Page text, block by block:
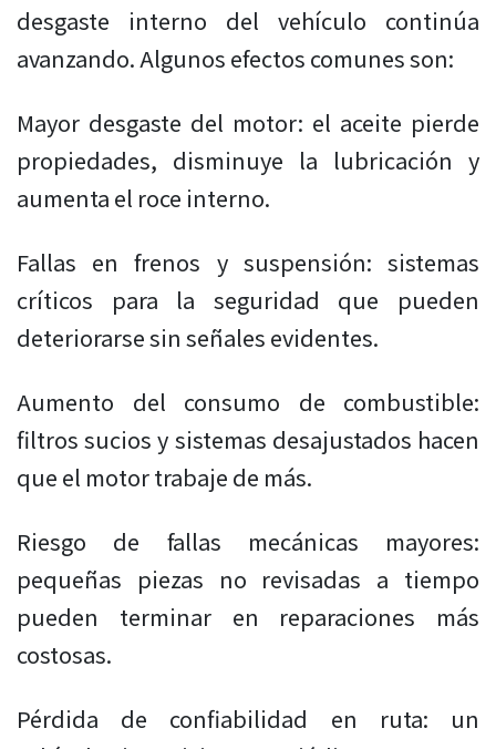
desgaste interno del vehículo continúa
avanzando. Algunos efectos comunes son:
Mayor desgaste del motor: el aceite pierde
propiedades, disminuye la lubricación y
aumenta el roce interno.
Fallas en frenos y suspensión: sistemas
críticos para la seguridad que pueden
deteriorarse sin señales evidentes.
Aumento del consumo de combustible:
filtros sucios y sistemas desajustados hacen
que el motor trabaje de más.
Riesgo de fallas mecánicas mayores:
pequeñas piezas no revisadas a tiempo
pueden terminar en reparaciones más
costosas.
Pérdida de confiabilidad en ruta: un